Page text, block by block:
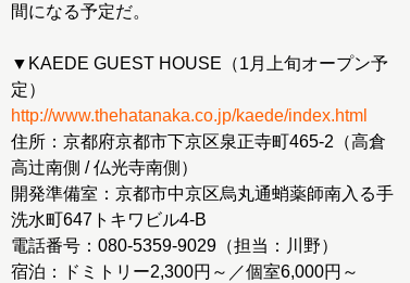
間になる予定だ。
▼KAEDE GUEST HOUSE（1月上旬オープン予
http://www.thehatanaka.co.jp/kaede/index.html
住所：京都府京都市下京区泉正寺町465-2（高倉
高辻南側 / 仏光寺南側）
開発準備室：京都市中京区烏丸通蛸薬師南入る手
洗水町647トキワビル4-B
電話番号：080-5359-9029（担当：川野）
宿泊：ドミトリー2,300円～／個室6,000円～